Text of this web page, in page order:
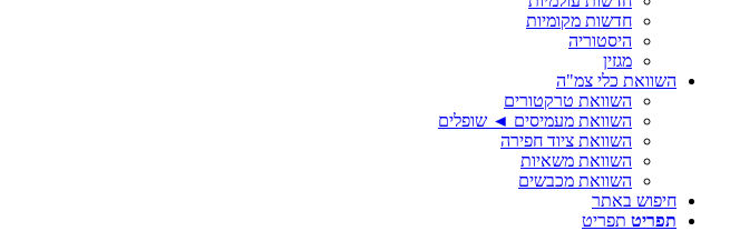
חדשות מקומיות
היסטוריה
מגזין
השוואת כלי צמ"ה
השוואת טרקטורים
השוואת מעמיסים ◄ שופלים
השוואת ציוד חפירה
השוואת משאיות
השוואת מכבשים
חיפוש באתר
תפריט תפריט